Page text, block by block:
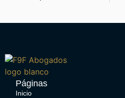
Páginas
Inicio